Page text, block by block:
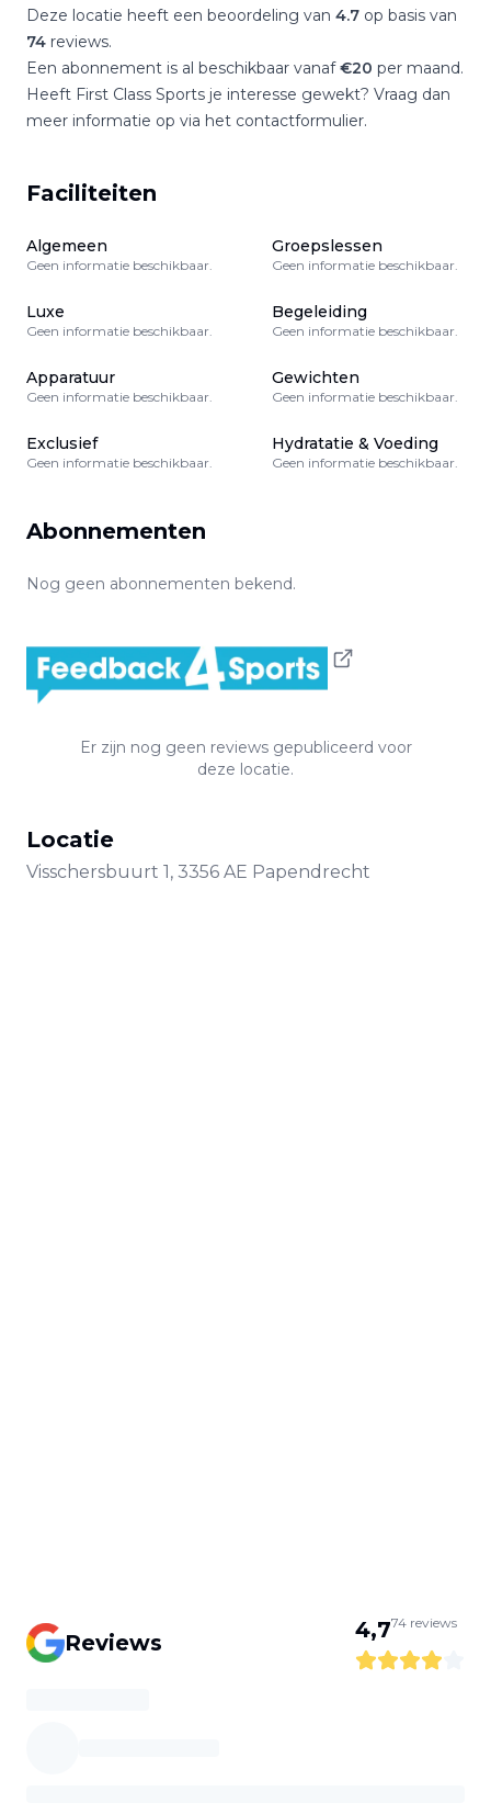
Deze locatie heeft een beoordeling van 4.7 op basis van
74 reviews.
Een abonnement is al beschikbaar vanaf€20 per maand.
Heeft First Class Sports je interesse gewekt? Vraag dan
meer informatie op via het contactformulier.
Faciliteiten
Algemeen
Geen informatie beschikbaar.
Groepslessen
Geen informatie beschikbaar.
Luxe
Geen informatie beschikbaar.
Begeleiding
Geen informatie beschikbaar.
Apparatuur
Geen informatie beschikbaar.
Gewichten
Geen informatie beschikbaar.
Exclusief
Geen informatie beschikbaar.
Hydratatie & Voeding
Geen informatie beschikbaar.
Abonnementen
Nog geen abonnementen bekend.
Er zijn nog geen reviews gepubliceerd voor
deze locatie.
Locatie
Visschersbuurt 1, 3356 AE Papendrecht
Reviews 4,774 reviews